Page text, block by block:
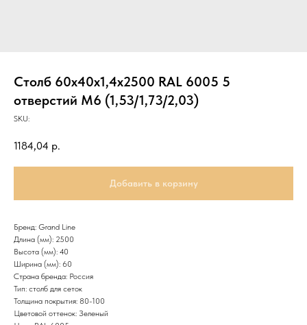
Столб 60х40х1,4х2500 RAL 6005 5
отверстий М6 (1,53/1,73/2,03)
SKU:
1184,04 р.
Добавить в корзину
Бренд: Grand Line
Длина (мм): 2500
Высота (мм): 40
Ширина (мм): 60
Страна бренда: Россия
Тип: столб для сеток
Толщина покрытия: 80-100
Цветовой оттенок: Зеленый